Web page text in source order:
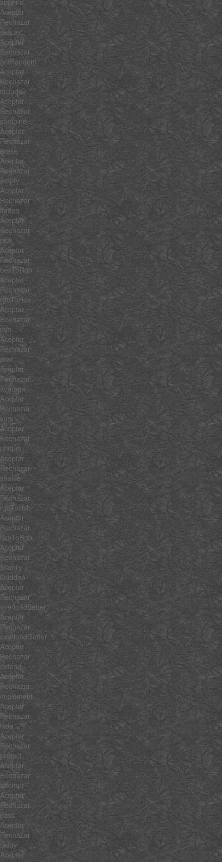
Aceptar
Rechazar
getLast
Aceptar
Rechazar
getRandom
Aceptar
Rechazar
include
Aceptar
Rechazar
combine
Aceptar
Rechazar
erase
Aceptar
Rechazar
empty
Aceptar
Rechazar
flatten
Aceptar
Rechazar
pick
Aceptar
Rechazar
hexToRgb
Aceptar
Rechazar
rgbToHex
Aceptar
Rechazar
min
Aceptar
Rechazar
max
Aceptar
Rechazar
average
Aceptar
Rechazar
sum
Aceptar
Rechazar
unique
Aceptar
Rechazar
shuffle
Aceptar
Rechazar
rgbToHsb
Aceptar
Rechazar
hsbToRgb
Aceptar
Rechazar
$family
$hidden
Aceptar
Rechazar
overloadSetter
Aceptar
Rechazar
overloadGetter
Aceptar
Rechazar
extend
Aceptar
Rechazar
implement
Aceptar
Rechazar
hide
Aceptar
Rechazar
protect
Aceptar
Rechazar
attempt
Aceptar
Rechazar
pass
Aceptar
Rechazar
delay
Aceptar